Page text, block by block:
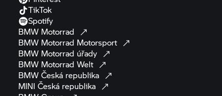
TikTok
Spotify
BMW Motorrad
BMW Motorrad Motorsport
BMW Motorrad úřady
BMW Motorrad Welt
BMW Česká republika
MINI Česká republika